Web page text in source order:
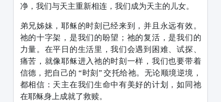
净，我们与天主重新相连，我们成为天主的儿女。
弟兄姊妹，耶稣的时刻已经来到，并且永远有效。
祂的十字架，是我们的盼望；祂的复活，是我们的
力量。在平日的生活里，我们会遇到困难、试探、
痛苦，就像耶稣进入祂的时刻一样，我们也要带着
信德，把自己的 “时刻” 交托给祂。无论顺境逆境，
都相信：天主在我们生命中有美好的计划，如同祂
在耶稣身上成就了救赎。